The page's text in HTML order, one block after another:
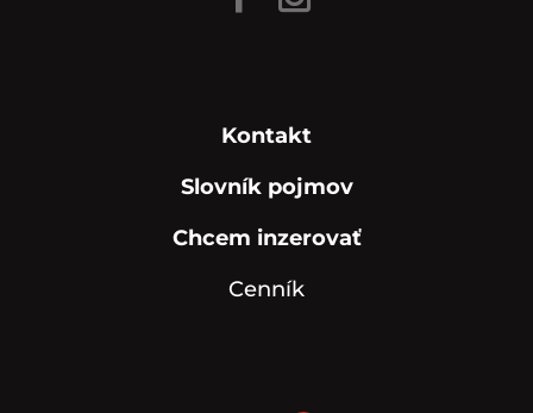
Kontakt
Slovník pojmov
Chcem inzerovať
Cenník